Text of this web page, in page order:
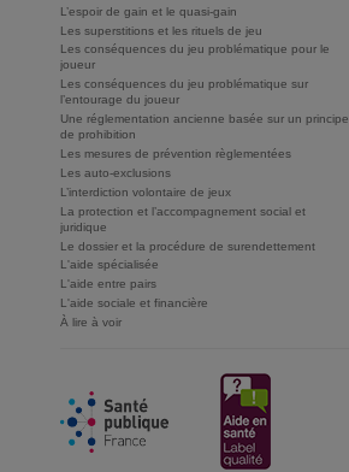
L’espoir de gain et le quasi-gain
Les superstitions et les rituels de jeu
Les conséquences du jeu problématique pour le
joueur
Les conséquences du jeu problématique sur
l’entourage du joueur
Une réglementation ancienne basée sur un principe
de prohibition
Les mesures de prévention règlementées
Les auto-exclusions
L’interdiction volontaire de jeux
La protection et l’accompagnement social et
juridique
Le dossier et la procédure de surendettement
L'aide spécialisée
L'aide entre pairs
L'aide sociale et financière
À lire à voir